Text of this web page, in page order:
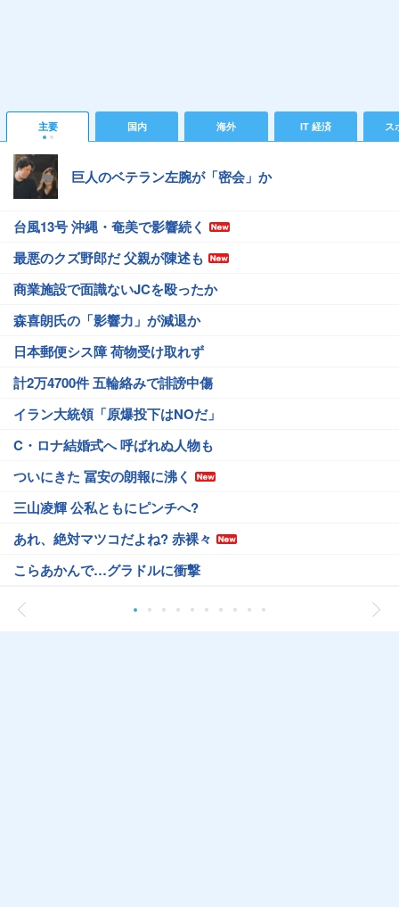
主要 国内 海外 IT 経済 ス
巨人のベテラン左腕が「密会」か
台風13号 沖縄・奄美で影響続く
最悪のクズ野郎だ 父親が陳述も
商業施設で面識ないJCを殴ったか
森喜朗氏の「影響力」が減退か
日本郵便シス障 荷物受け取れず
計2万4700件 五輪絡みで誹謗中傷
イラン大統領「原爆投下はNOだ」
C・ロナ結婚式へ 呼ばれぬ人物も
ついにきた 冨安の朗報に沸く
三山凌輝 公私ともにピンチへ?
あれ、絶対マツコだよね? 赤裸々
こらあかんで…グラドルに衝撃